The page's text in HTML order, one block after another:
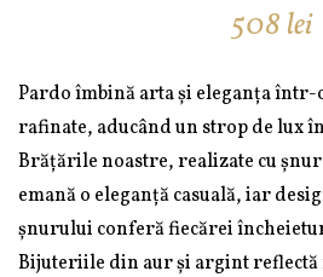
508 lei
Pardo îmbină arta și eleganța
rafinate, aducând un strop de lux
Brățările noastre, realizate cu
emană o eleganță casuală, iar
șnurului conferă fiecărei
Bijuteriile din aur și argint reflectă